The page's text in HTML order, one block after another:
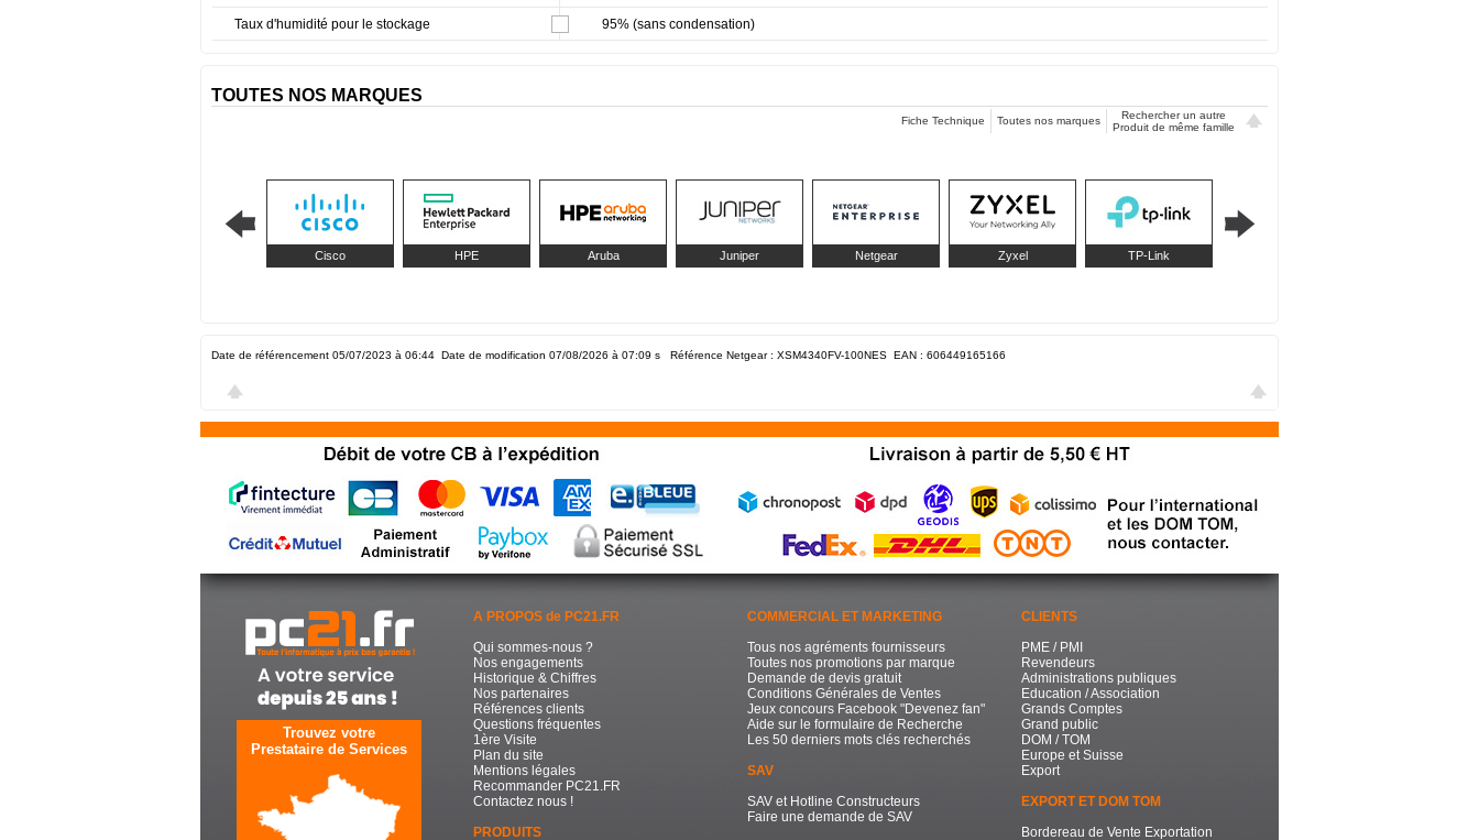
Taux d'humidité pour le stockage 95% (sans condensation)
TOUTES NOS MARQUES
Fiche Technique Toutes nos marques
Rechercher un autre
Produit de même famille
Cisco HPE Aruba Juniper Netgear Zyxel TP-Link
Date de référencement 05/07/2023 à 06:44 Date de modification 07/08/2026 à 07:09 s Référence Netgear : XSM4340FV-100NES EAN : 606449165166
Trouvez votre
Prestataire de Services
A PROPOS de PC21.FR
Qui sommes-nous ?
Nos engagements
Historique & Chiffres
Nos partenaires
Références clients
Questions fréquentes
1ère Visite
Plan du site
Mentions légales
Recommander PC21.FR
Contactez nous !
PRODUITS
COMMERCIAL ET MARKETING
Tous nos agréments fournisseurs
Toutes nos promotions par marque
Demande de devis gratuit
Conditions Générales de Ventes
Jeux concours Facebook "Devenez fan"
Aide sur le formulaire de Recherche
Les 50 derniers mots clés recherchés
SAV
SAV et Hotline Constructeurs
Faire une demande de SAV
CLIENTS
PME / PMI
Revendeurs
Administrations publiques
Education / Association
Grands Comptes
Grand public
DOM / TOM
Europe et Suisse
Export
EXPORT ET DOM TOM
Bordereau de Vente Exportation